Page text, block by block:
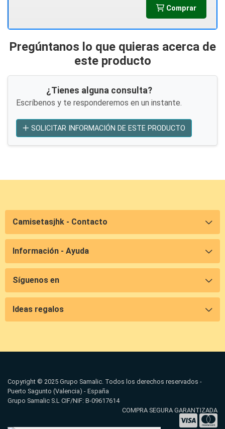
Comprar
Pregúntanos lo que quieras acerca de
este producto
¿Tienes alguna consulta?
Escríbenos y te responderemos en un instante.
SOLICITAR INFORMACIÓN DE ESTE PRODUCTO
Camisetasjhk - Contacto
Información - Ayuda
Síguenos en
Ideas regalos
Copyright © 2025 Grupo Samalic. Todos los derechos reservados -
Puerto Sagunto (Valencia) - España
Grupo Samalic S.L CIF/NIF: B-09617614
COMPRA SEGURA GARANTIZADA